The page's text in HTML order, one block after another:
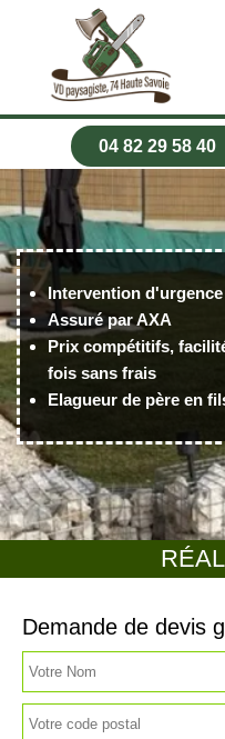
04 82 29 58 40
Intervention
Assuré par AXA
Prix compétitifs,
fois sans frais
Elagueur de père en
Demande de devis